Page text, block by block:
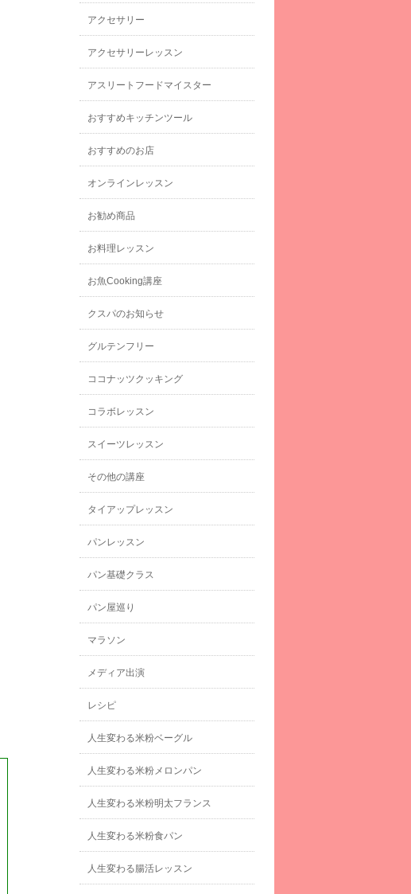
アクセサリー
アクセサリーレッスン
アスリートフードマイスター
おすすめキッチンツール
おすすめのお店
オンラインレッスン
お勧め商品
お料理レッスン
お魚Cooking講座
クスパのお知らせ
グルテンフリー
ココナッツクッキング
コラボレッスン
スイーツレッスン
その他の講座
タイアップレッスン
パンレッスン
パン基礎クラス
パン屋巡り
マラソン
メディア出演
レシピ
人生変わる米粉ベーグル
人生変わる米粉メロンパン
人生変わる米粉明太フランス
人生変わる米粉食パン
人生変わる腸活レッスン